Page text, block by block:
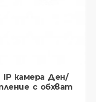
IP камера Ден/
с обхват